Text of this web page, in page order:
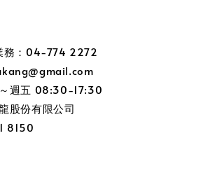
務：04-774 2272
週五 08:30-17:30
股份有限公司
8150